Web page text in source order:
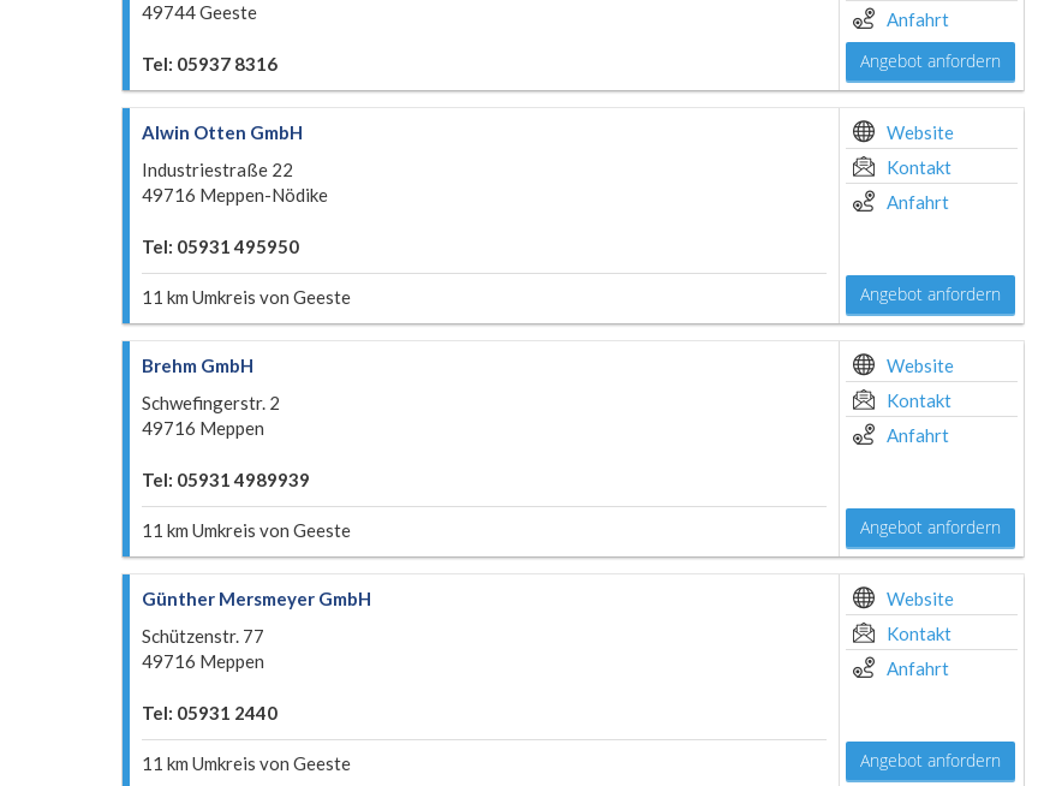
49744 Geeste
Tel: 05937 8316
Anfahrt
Angebot anfordern
Alwin Otten GmbH
Industriestraße 22
49716 Meppen-Nödike
Tel: 05931 495950
11 km Umkreis von Geeste
Website
Kontakt
Anfahrt
Angebot anfordern
Brehm GmbH
Schwefingerstr. 2
49716 Meppen
Tel: 05931 4989939
11 km Umkreis von Geeste
Website
Kontakt
Anfahrt
Angebot anfordern
Günther Mersmeyer GmbH
Schützenstr. 77
49716 Meppen
Tel: 05931 2440
11 km Umkreis von Geeste
Website
Kontakt
Anfahrt
Angebot anfordern